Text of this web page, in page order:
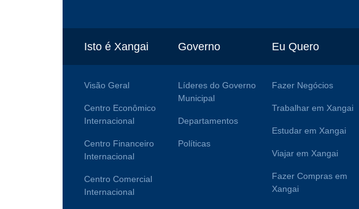
Isto é Xangai
Visão Geral
Centro Econômico
Internacional
Centro Financeiro
Internacional
Centro Comercial
Internacional
Governo
Líderes do Governo
Municipal
Departamentos
Políticas
Eu Quero
Fazer Negócios
Trabalhar em Xangai
Estudar em Xangai
Viajar em Xangai
Fazer Compras em
Xangai